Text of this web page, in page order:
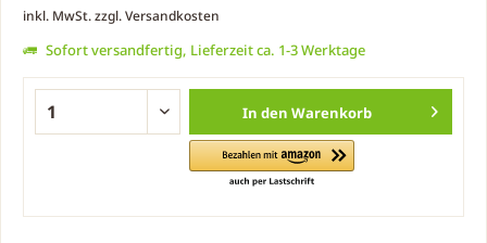
inkl. MwSt.zzgl. Versandkosten
Sofort versandfertig, Lieferzeit ca. 1-3 Werktage
In den Warenkorb